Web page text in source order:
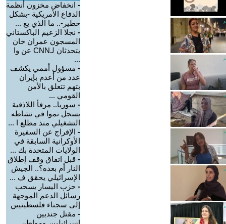
- انخفاض مخزون أنظمة
الدفاع الأمريكية -بشكل
خطير-.. ما الذي يع ...
- نجلا الزعيم الباكستاني
المسجون عمران خان
يتحدثان لـCNN عن وا
...
- مسؤول أممي يكشف
عدد من أعدم بإيران
بتهم تتعلق بالأمن
القومي ...
- سوريا.. مرفأ اللاذقية
يسجل نموا في نشاطه
التشغيلي منذ مطلع ا ...
- الإفراج عن السفيرة
الأوكرانية السابقة في
الولايات المتحدة بك ...
- قبل اتفاق وقف إطلاق
النار أم بعده؟.. الجيش
الإسرائيلي يحقق ف ...
- حزب اليسار يسحب
رسائل الدعم الموجهة
إلى سجناء فلسطينيين
- مقتل جنديين